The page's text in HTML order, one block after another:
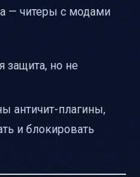
— читеры с модами
защита, но не
античит-плагины,
и блокировать